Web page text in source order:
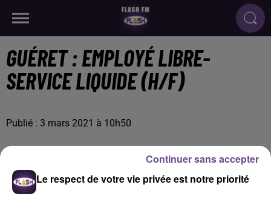
GUÉRET : EMPLOYÉ LIBRE-
SERVICE LIQUIDE (H/F)
Publié : 3 mars 2021 à 10h50
Le respect de votre vie privée est notre priorité
Continuer sans accepter